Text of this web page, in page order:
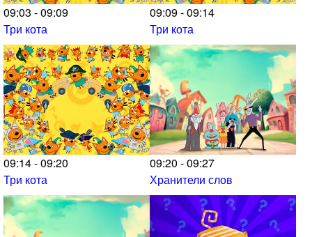
09:03 - 09:09
Три кота
09:09 - 09:14
Три кота
09:14 - 09:20
Три кота
09:20 - 09:27
Хранители слов